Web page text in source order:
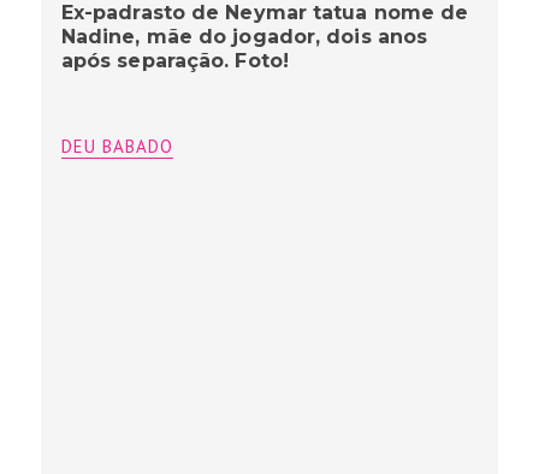
Ex-padrasto de Neymar tatua nome de
Nadine, mãe do jogador, dois anos
após separação. Foto!
DEU BABADO